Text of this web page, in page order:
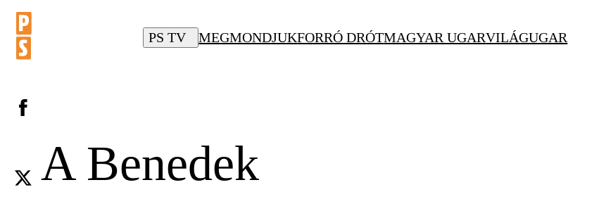
PS TV MEGMONDJUKFORRÓ DRÓTMAGYAR UGARVILÁGUGAR
A Benedek